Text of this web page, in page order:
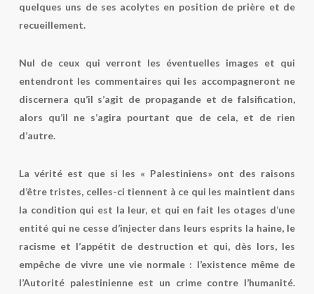
quelques uns de ses acolytes en position de prière et de
recueillement.
Nul de ceux qui verront les éventuelles images et qui
entendront les commentaires qui les accompagneront ne
discernera qu’il s’agit de propagande et de falsification,
alors qu’il ne s’agira pourtant que de cela, et de rien
d’autre.
La vérité est que si les « Palestiniens» ont des raisons
d’être tristes, celles-ci tiennent à ce qui les maintient dans
la condition qui est la leur, et qui en fait les otages d’une
entité qui ne cesse d’injecter dans leurs esprits la haine, le
racisme et l’appétit de destruction et qui, dès lors, les
empêche de vivre une vie normale : l’existence même de
l’Autorité palestinienne est un crime contre l’humanité.